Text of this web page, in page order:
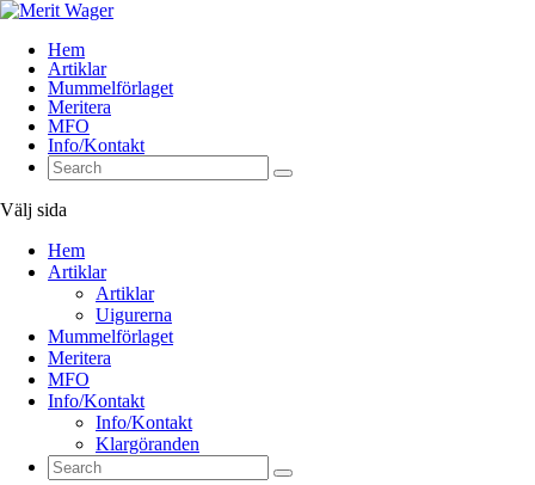
Hem
Artiklar
Mummelförlaget
Meritera
MFO
Info/Kontakt
Välj sida
Hem
Artiklar
Artiklar
Uigurerna
Mummelförlaget
Meritera
MFO
Info/Kontakt
Info/Kontakt
Klargöranden